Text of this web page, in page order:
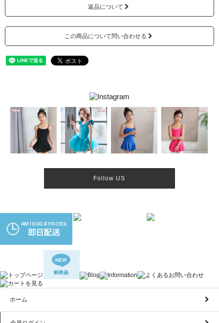
返品について
この商品について問い合わせる
Follow US
ホーム